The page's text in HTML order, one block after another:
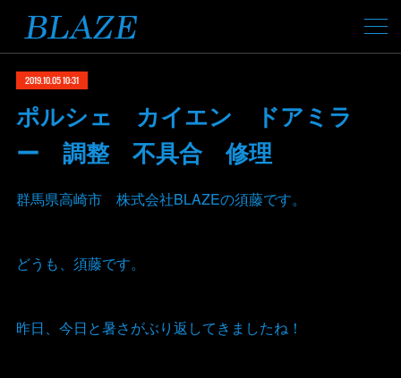
2019.10.05 10:31
ポルシェ カイエン ドアミラ
ー 調整 不具合 修理
群馬県高崎市 株式会社BLAZEの須藤です。
どうも、須藤です。
昨日、今日と暑さがぶり返してきましたね！